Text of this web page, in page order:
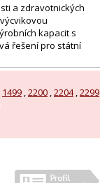
a zdravotnických
kapacit s
řešení pro státní
1499 ,2200 ,2204,2299